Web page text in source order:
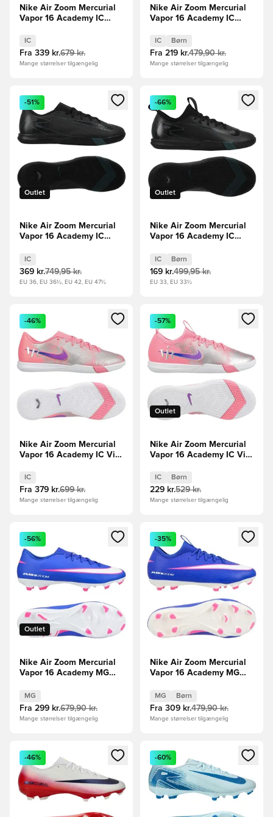
Nike Air Zoom Mercurial
Vapor 16 Academy IC
IC
Fra 339 kr.679 kr.
Mange størrelser tilgængelig
Nike Air Zoom Mercurial
Vapor 16 Academy IC
IC Børn
Fra 219 kr.479,90 kr.
Mange størrelser tilgængelig
Åbner en Modal til at logge ind eller tilmelde dig som
Outlet
-51%
Nike Air Zoom Mercurial
Vapor 16 Academy IC
IC
369 kr.749,95 kr.
EU 36, EU 36½, EU 42, EU 47½
Åbner en Modal til at logge
Outlet
-66%
Nike Air Zoom Mercurial
Vapor 16 Academy IC
IC Børn
169 kr.499,95 kr.
EU 33, EU 33½
Åbner en Modal til at logge ind eller tilmelde dig som
-46%
Nike Air Zoom Mercurial
Vapor 16 Academy IC Vini
Pink/Blå
IC
Fra 379 kr.699 kr.
Mange størrelser tilgængelig
Åbner en Modal til at logge
Outlet
-57%
Nike Air Zoom Mercurial
Vapor 16 Academy IC Vini
Pink/Blå Børn
IC Børn
229 kr.529 kr.
Mange størrelser tilgængelig
Åbner en Modal til at logge ind eller tilmelde dig som
Outlet
-56%
Nike Air Zoom Mercurial
Vapor 16 Academy MG
MG
Fra 299 kr.679,90 kr.
Mange størrelser tilgængelig
Åbner en Modal til at logge
-35%
Nike Air Zoom Mercurial
Vapor 16 Academy MG
MG Børn
Fra 309 kr.479,90 kr.
Mange størrelser tilgængelig
Åbner en Modal til at logge ind eller tilmelde dig som
-46%
Åbner en Modal til at logge
-60%